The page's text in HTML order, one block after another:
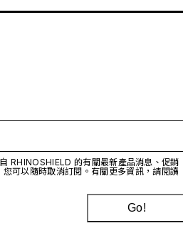
RHINOSHIELD 的有關最新產品消息、促銷
可以隨時取消訂閱。有關更多資訊，請閱讀
Go!